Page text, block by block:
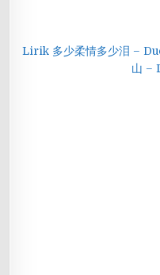
Lirik 多少柔情多少泪 –
山 –